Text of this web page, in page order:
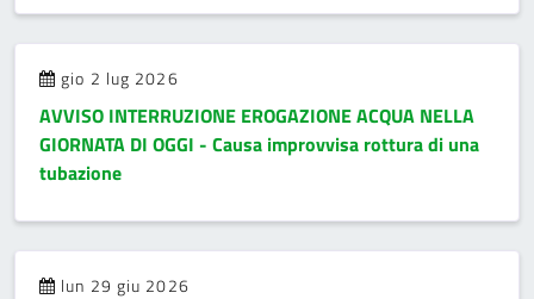
gio 2 lug 2026
AVVISO INTERRUZIONE EROGAZIONE ACQUA NELLA
GIORNATA DI OGGI - Causa improvvisa rottura di una
tubazione
lun 29 giu 2026